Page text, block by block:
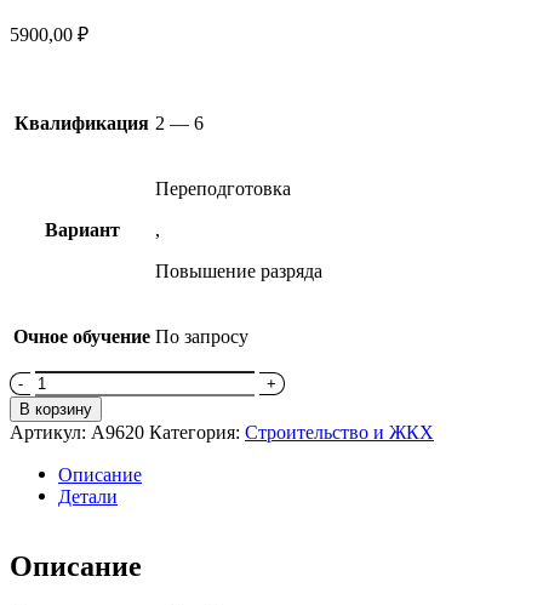
5900,00 ₽
Квалификация 2 — 6
Вариант
Переподготовка
,
Повышение разряда
Очное обучение По запросу
Количество
товара
Монтажник
оборудования
металлургических
заводов
В корзину
Артикул: A9620 Категория: Строительство и ЖКХ
Описание
Детали
Описание